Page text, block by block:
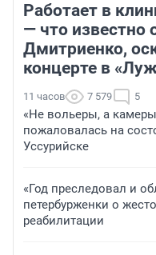
Работает в
— что известно
Дмитриенко,
концерте в
11 часов 7 579 5
«Не вольеры, а
пожаловалась на
Уссурийске
«Год преследовал и
петербурженки о
реабилитации